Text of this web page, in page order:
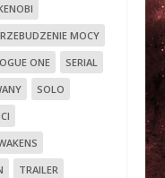
MOCY
ONE
SERIAL
SOLO
TRAILER